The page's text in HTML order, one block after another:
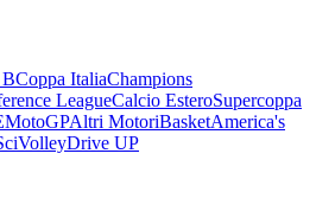
BCoppa ItaliaChampions
LeagueCalcio EsteroSupercoppa
MotoGPAltri MotoriBasketAmerica's
VolleyDrive UP